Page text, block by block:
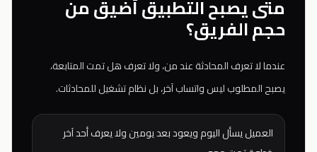
متى يصبح التطبيق أضيق من
حجم الفريق؟
عندما لا تعرف المحادثة عند من، ولا تعرف هل تمت المتابعة،
يصبح المطلوب ليس واتساب آخر، بل نظام تشغيل للمحادثات.
العميل يسأل اليوم ويعود بعد يومين ولا يعرف أحد آخر